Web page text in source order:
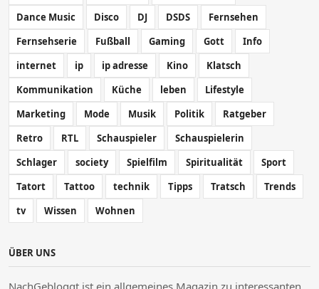
Dance Music
Disco DJ DSDS
Fernsehen
Fernsehserie
Fußball Gaming Gott
Info
internet
ip ip adresse Kino
Klatsch
Kommunikation
Küche leben
Lifestyle
Marketing
Mode Musik Politik
Ratgeber
Retro
RTL Schauspieler
Schauspielerin
Schlager
society Spielfilm Spiritualität
Sport
Tatort
Tattoo technik Tipps Tratsch
Trends
tv
Wissen Wohnen
ÜBER UNS
NachGebloggt ist ein allgemeines Magazin zu interessanten